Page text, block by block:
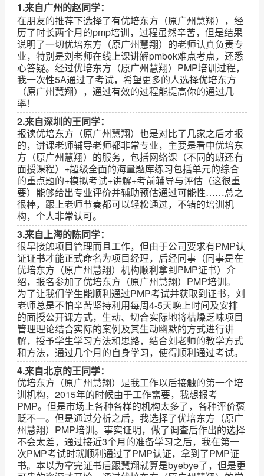
1.来自广州的赵同学：
在朋友的推荐下选择了有优培东方（原广州慧翔），经
历了时长两个月的pmp培训，过程虽然辛苦，但是结果
说明了一切优培东方（原广州慧翔）的老师认真负责专
业，特别是刘老师在线上课讲解pmbok难点考点，还悉
心答疑。经过优培东方（原广州慧翔）PMP培训过程，
我一次性5A通过了考试，希望更多的人选择优培东方
（原广州慧翔），通过有效的过程能提高你的通过几
率！
2.来自深圳的王同学：
报读优培东方（原广州慧翔）也是对比了几家之后才报
的，讲课老师辅导老师都非常专业，主要是看中优培东
方（原广州慧翔）的服务，包括网络课（不同的班还有
面授课程）+超级全面的海量题库练习包括单元的综合
的重点题的+模拟考试+讲解+考前辅导与评估（这很重
要）能够给出专业评价并辅助预估通过可能性……总之
很棒，跟上老师节奏都可以轻松通过，不错的培训机
构，个人非常认可。
3.来自上海的陈同学：
很早接触项目管理而且工作，但由于公司要求有PMP认
证证书才能正式命名为项目经理，后经同事（同事是在
优培东方（原广州慧翔）机构顺利拿到PMP证书）介
绍，报名参加了优培东方（原广州慧翔）PMP培训。
为了让我们学生能顺利通过PMP考试并获取到证书，刘
老师总是不怕辛苦坚持利用每周4-5天晚上时间及安排
的面授公开课方式，生动、切合实际地将枯燥乏味项目
管理理论结合实际的案例及其生动幽默的方式进行讲
解，授予学生学习方法和思路，结合刘老师的教学方式
和方法，通过几个月的自身学习，使得顺利通过考试。
4.来自北京的王同学：
优培东方（原广州慧翔）是我工作以后接触的第一个培
训机构，2015年的时候由于工作需要，我想报考
PMP。但是市场上各种各样的机构太多了，各种评价褒
贬不一。但是通过分析之后，我选择了优培东方（原广
州慧翔）PMP培训。事实证明，做了调查后作出的选择
不会太差，通过接近3个月的准备学习之后，我在第一
次PMP考试时就顺利通过了PMP认证，拿到了PMP证
书。本以为拿完证书后跟慧翔就算是byebye了，但是更